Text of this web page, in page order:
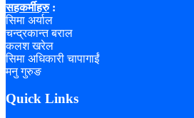
सहकर्मीहरु:
सिमा अर्याल
चन्द्रकान्त बराल
कलश खरेल
सिमा अधिकारी चापागाईं
मनु गुरुङ
Quick Links